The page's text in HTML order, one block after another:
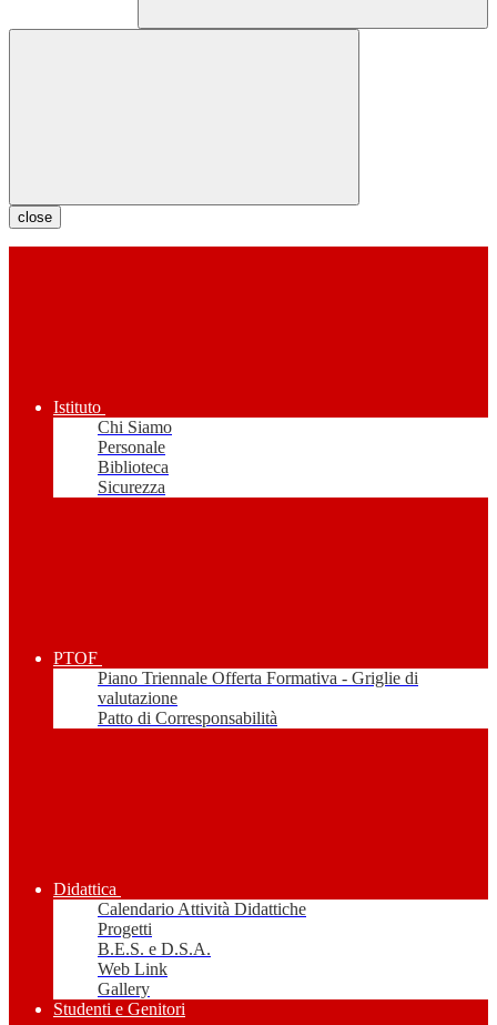
close
Istituto
Chi Siamo
Personale
Biblioteca
Sicurezza
PTOF
Piano Triennale Offerta Formativa - Griglie di
valutazione
Patto di Corresponsabilità
Didattica
Calendario Attività Didattiche
Progetti
B.E.S. e D.S.A.
Web Link
Gallery
Studenti e Genitori